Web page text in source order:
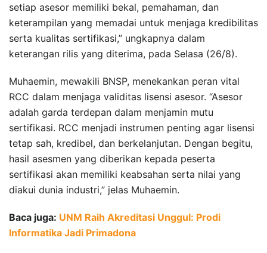
setiap asesor memiliki bekal, pemahaman, dan
keterampilan yang memadai untuk menjaga kredibilitas
serta kualitas sertifikasi,” ungkapnya dalam
keterangan rilis yang diterima, pada Selasa (26/8).
Muhaemin, mewakili BNSP, menekankan peran vital
RCC dalam menjaga validitas lisensi asesor. “Asesor
adalah garda terdepan dalam menjamin mutu
sertifikasi. RCC menjadi instrumen penting agar lisensi
tetap sah, kredibel, dan berkelanjutan. Dengan begitu,
hasil asesmen yang diberikan kepada peserta
sertifikasi akan memiliki keabsahan serta nilai yang
diakui dunia industri,” jelas Muhaemin.
Baca juga: UNM Raih Akreditasi Unggul: Prodi
Informatika Jadi Primadona